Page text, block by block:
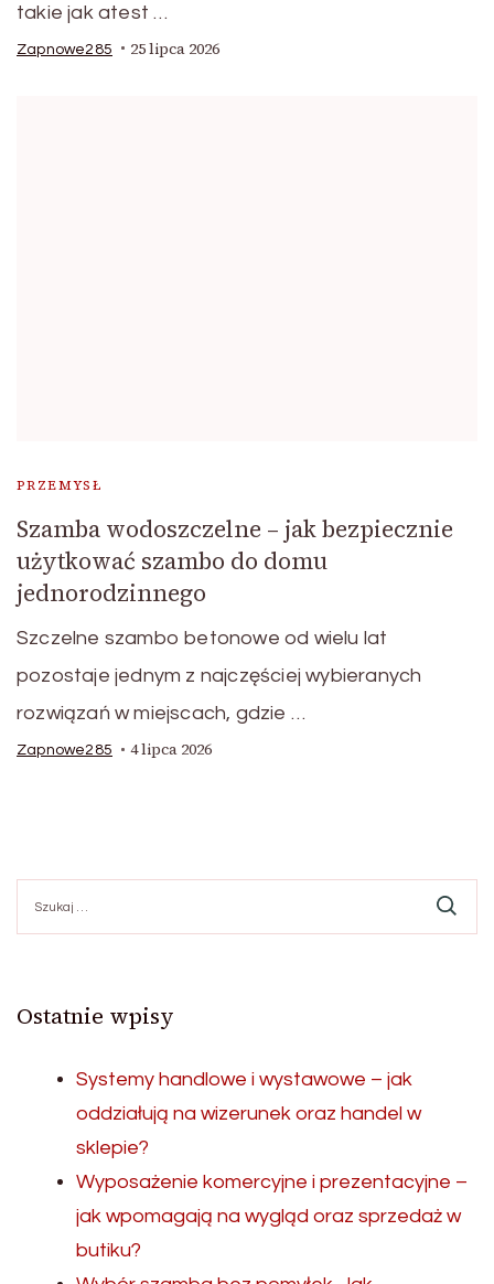
takie jak atest …
Zapnowe285 25 lipca 2026
PRZEMYSŁ
Szamba wodoszczelne – jak bezpiecznie
użytkować szambo do domu
jednorodzinnego
Szczelne szambo betonowe od wielu lat
pozostaje jednym z najczęściej wybieranych
rozwiązań w miejscach, gdzie …
Zapnowe285 4 lipca 2026
Ostatnie wpisy
Systemy handlowe i wystawowe – jak
oddziałują na wizerunek oraz handel w
sklepie?
Wyposażenie komercyjne i prezentacyjne –
jak wpomagają na wygląd oraz sprzedaż w
butiku?